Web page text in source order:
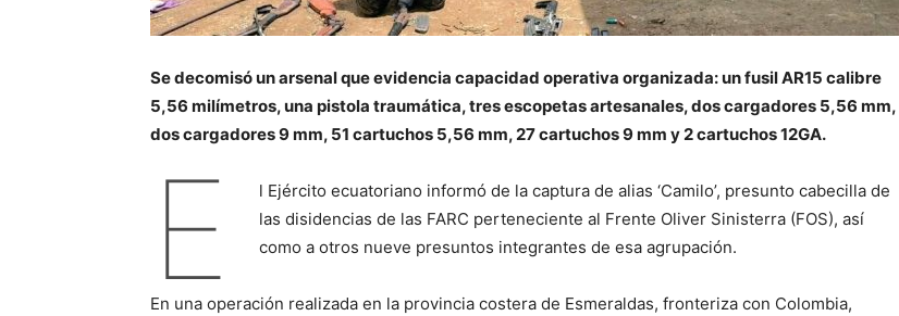
Se decomisó un arsenal que evidencia capacidad operativa organizada: un fusil AR15 calibre
5,56 milímetros, una pistola traumática, tres escopetas artesanales, dos cargadores 5,56 mm,
dos cargadores 9 mm, 51 cartuchos 5,56 mm, 27 cartuchos 9 mm y 2 cartuchos 12GA.
E
l Ejército ecuatoriano informó de la captura de alias ‘Camilo’, presunto cabecilla de
las disidencias de las FARC perteneciente al Frente Oliver Sinisterra (FOS), así
como a otros nueve presuntos integrantes de esa agrupación.
En una operación realizada en la provincia costera de Esmeraldas, fronteriza con Colombia,